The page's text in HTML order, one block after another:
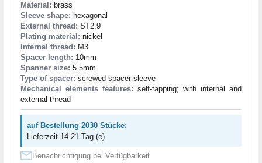
Material: brass
Sleeve shape: hexagonal
External thread: ST2,9
Plating material: nickel
Internal thread: M3
Spacer length: 10mm
Spanner size: 5.5mm
Type of spacer: screwed spacer sleeve
Mechanical elements features: self-tapping; with internal and
external thread
auf Bestellung 2030 Stücke:
Lieferzeit 14-21 Tag (e)
Benachrichtigung bei Verfügbarkeit